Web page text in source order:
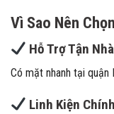
Vì Sao Nên
Hỗ Trợ Tận
Có mặt nhanh tại quận
Linh Kiện